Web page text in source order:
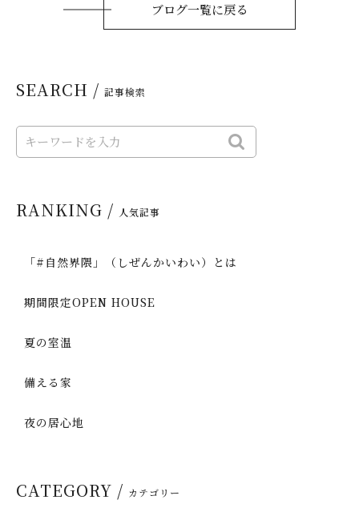
ブログ一覧に戻る
SEARCH / 記事検索
RANKING / 人気記事
「#自然界隈」（しぜんかいわい）とは
期間限定OPEN HOUSE
夏の室温
備える家
夜の居心地
CATEGORY / カテゴリー